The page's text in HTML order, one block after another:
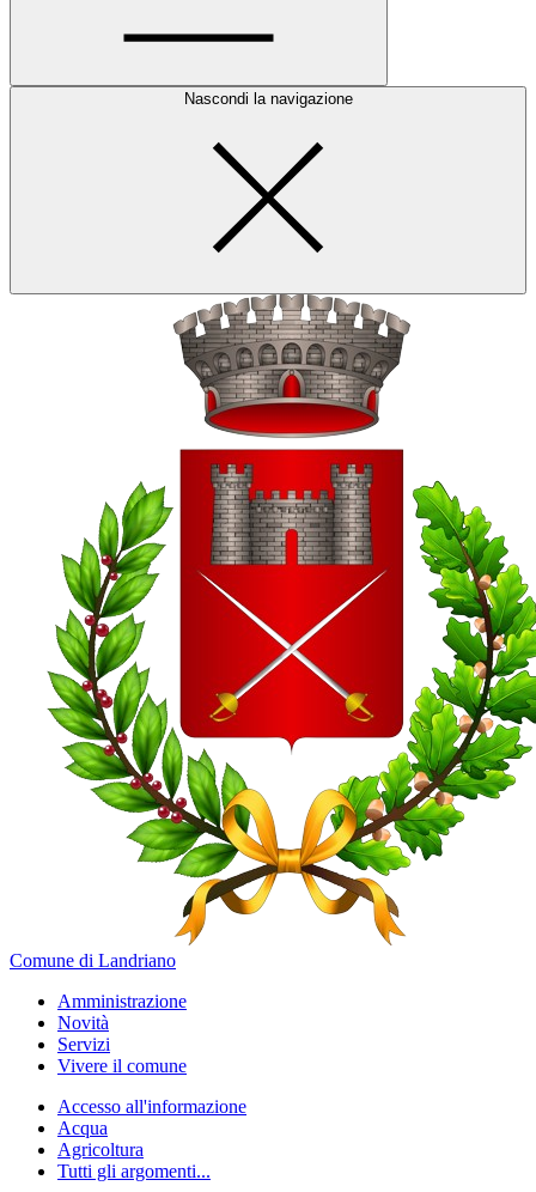
Nascondi la navigazione
Comune di Landriano
Amministrazione
Novità
Servizi
Vivere il comune
Accesso all'informazione
Acqua
Agricoltura
Tutti gli argomenti...